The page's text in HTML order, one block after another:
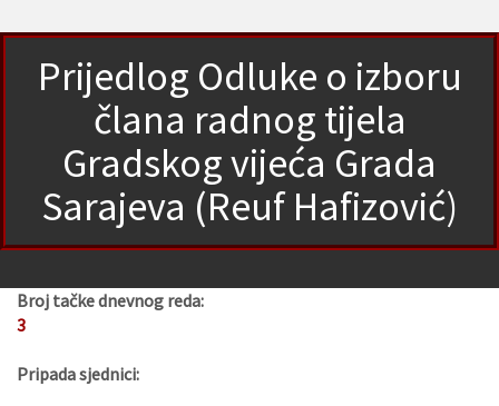
Prijedlog Odluke o izboru
člana radnog tijela
Gradskog vijeća Grada
Sarajeva (Reuf Hafizović)
Broj tačke dnevnog reda:
3
Pripada sjednici: